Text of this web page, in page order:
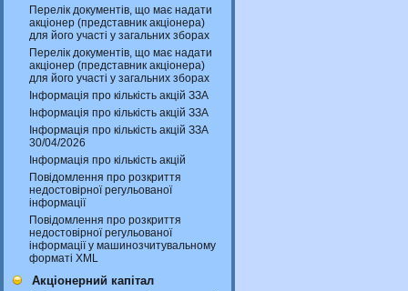
Перелік документів, що має надати
акціонер (представник акціонера)
для його участі у загальних зборах
Перелік документів, що має надати
акціонер (представник акціонера)
для його участі у загальних зборах
Інформація про кількість акцій ЗЗА
Інформація про кількість акцій ЗЗА
Інформація про кількість акцій ЗЗА
30/04/2026
Інформація про кількість акцій
Повідомлення про розкриття
недостовірної регульованої
інформації
Повідомлення про розкриття
недостовірної регульованої
інформації у машинозчитувальному
форматі XML
Акціонерний капітал